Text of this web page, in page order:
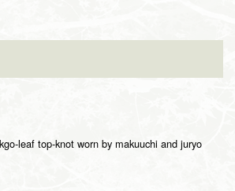
leaf top-knot worn by makuuchi and juryo